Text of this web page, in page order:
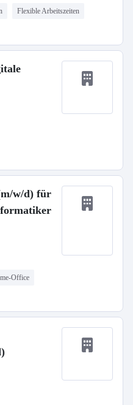
Flexible Arbeitszeiten
w/d) für
Office